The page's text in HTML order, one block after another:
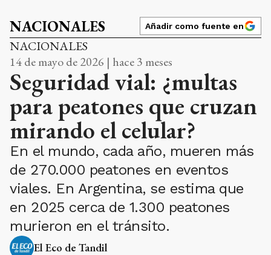
NACIONALES Añadir como fuente en
NACIONALES
14 de mayo de 2026 | hace 3 meses
Seguridad vial: ¿multas
para peatones que cruzan
mirando el celular?
En el mundo, cada año, mueren más
de 270.000 peatones en eventos
viales. En Argentina, se estima que
en 2025 cerca de 1.300 peatones
murieron en el tránsito.
El Eco de Tandil